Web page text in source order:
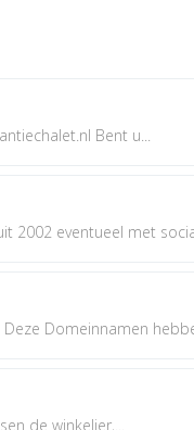
Bent u...
2002 eventueel met
Domeinnamen
de winkelier,...